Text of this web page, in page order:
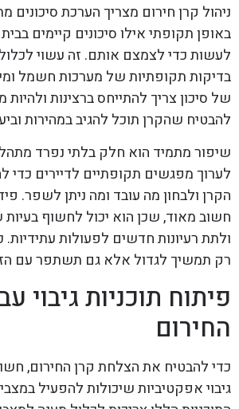
ניהול קרן חירום מצריך הערכת סיכונים
באופן תקופתי אילו סיכונים קיימים
לעשות כדי לצמצם אותם. זה עשוי
בדיקות תקופתיות של מערכות חשמל
של סיכון צריך להתייחס ברצינות ולהיות
להבטיח שהקרן תוכל להגיב במהירות
שיפור מתמיד הוא חלק בלתי נפרד
לערוך מפגשים תקופתיים לדיירים כדי
הקרן ולבחון מה עובד ומה ניתן לשפר.
חשוב מאוד, שכן הוא יכול לחשוף
ולתת רעיונות חדשים לפעולות עתידיות.
רק תמשיך לגדול אלא גם תשתפר עם
פיתוח תוכניות גיבוי
החירום
כדי להבטיח את הצלחת קרן החירום,
גיבוי אפקטיביות שיכולות להפעיל